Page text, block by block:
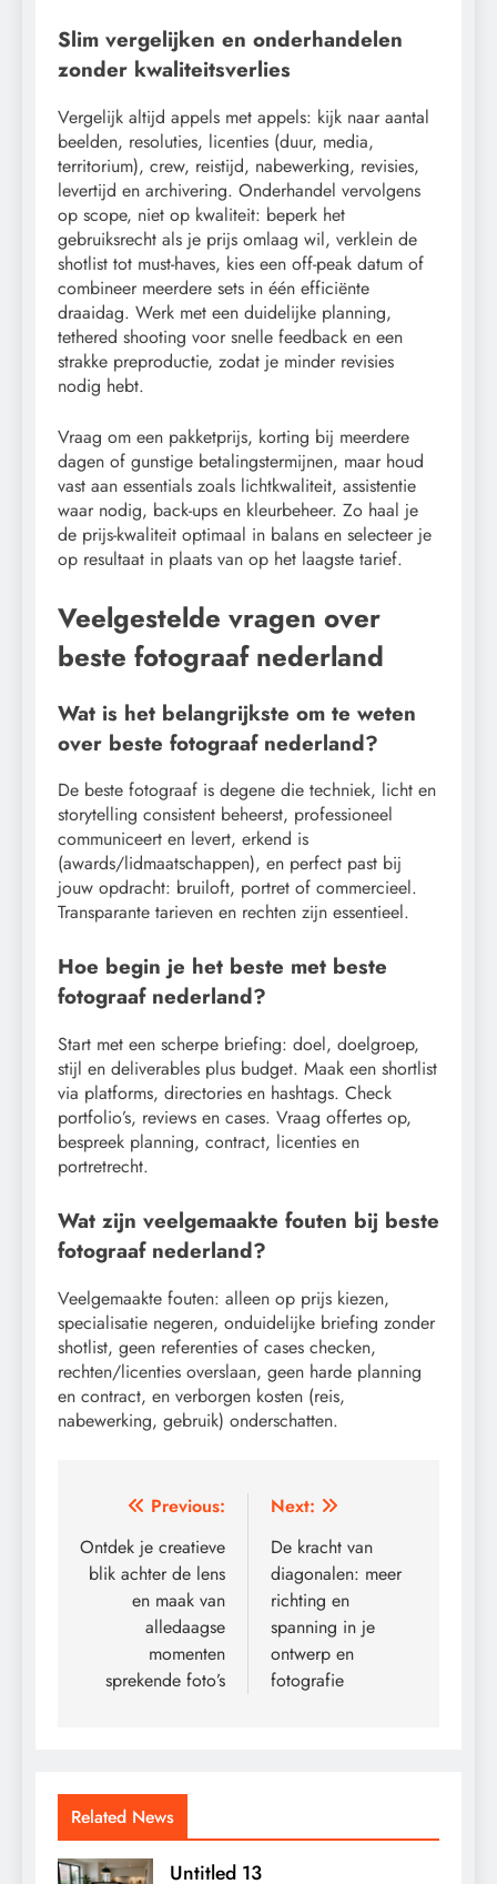
Slim vergelijken en onderhandelen
zonder kwaliteitsverlies
Vergelijk altijd appels met appels: kijk naar aantal
beelden, resoluties, licenties (duur, media,
territorium), crew, reistijd, nabewerking, revisies,
levertijd en archivering. Onderhandel vervolgens
op scope, niet op kwaliteit: beperk het
gebruiksrecht als je prijs omlaag wil, verklein de
shotlist tot must-haves, kies een off-peak datum of
combineer meerdere sets in één efficiënte
draaidag. Werk met een duidelijke planning,
tethered shooting voor snelle feedback en een
strakke preproductie, zodat je minder revisies
nodig hebt.
Vraag om een pakketprijs, korting bij meerdere
dagen of gunstige betalingstermijnen, maar houd
vast aan essentials zoals lichtkwaliteit, assistentie
waar nodig, back-ups en kleurbeheer. Zo haal je
de prijs-kwaliteit optimaal in balans en selecteer je
op resultaat in plaats van op het laagste tarief.
Veelgestelde vragen over
beste fotograaf nederland
Wat is het belangrijkste om te weten
over beste fotograaf nederland?
De beste fotograaf is degene die techniek, licht en
storytelling consistent beheerst, professioneel
communiceert en levert, erkend is
(awards/lidmaatschappen), en perfect past bij
jouw opdracht: bruiloft, portret of commercieel.
Transparante tarieven en rechten zijn essentieel.
Hoe begin je het beste met beste
fotograaf nederland?
Start met een scherpe briefing: doel, doelgroep,
stijl en deliverables plus budget. Maak een shortlist
via platforms, directories en hashtags. Check
portfolio’s, reviews en cases. Vraag offertes op,
bespreek planning, contract, licenties en
portretrecht.
Wat zijn veelgemaakte fouten bij beste
fotograaf nederland?
Veelgemaakte fouten: alleen op prijs kiezen,
specialisatie negeren, onduidelijke briefing zonder
shotlist, geen referenties of cases checken,
rechten/licenties overslaan, geen harde planning
en contract, en verborgen kosten (reis,
nabewerking, gebruik) onderschatten.
Post
navigation
Previous:
Ontdek je creatieve
blik achter de lens
en maak van
alledaagse
momenten
sprekende foto’s
Next:
De kracht van
diagonalen: meer
richting en
spanning in je
ontwerp en
fotografie
Related News
Untitled 13